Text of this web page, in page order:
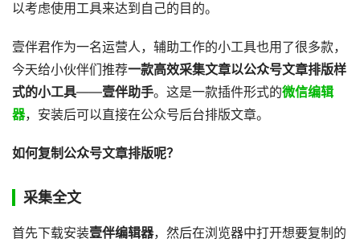
以考虑使用工具来达到自己的目的。
壹伴君作为一名运营人，辅助工作的小工具也用了很多款，
今天给小伙伴们推荐一款高效采集文章以公众号文章排版样
式的小工具——壹伴助手。这是一款插件形式的微信编辑
器，安装后可以直接在公众号后台排版文章。
如何复制公众号文章排版呢？
采集全文
首先下载安装壹伴编辑器，然后在浏览器中打开想要复制的